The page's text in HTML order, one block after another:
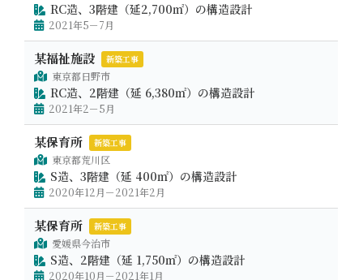
RC造、3階建（延2,700㎡）の構造設計
2021年5－7月
某福祉施設 新築工事
東京都日野市
RC造、2階建（延 6,380㎡）の構造設計
2021年2－5月
某保育所 新築工事
東京都荒川区
S造、3階建（延 400㎡）の構造設計
2020年12月－2021年2月
某保育所 新築工事
愛媛県今治市
S造、2階建（延 1,750㎡）の構造設計
2020年10月－2021年1月